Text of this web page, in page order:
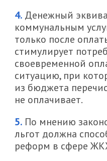
Денежный
коммунальным
только после
стимулирует
своевременной
ситуацию, при
из бюджета
не оплачивает.
По мнению
льгот должна
реформ в сфере